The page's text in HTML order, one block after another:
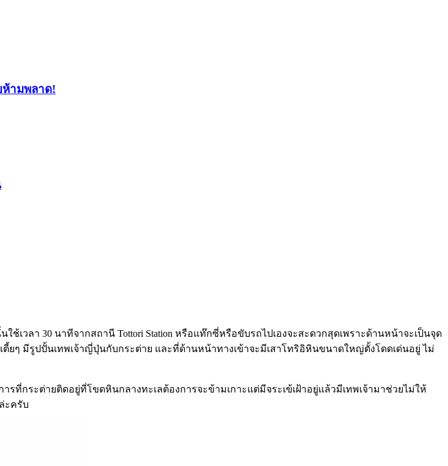
ห้ามพลาด!
ใช้เวลา 30 นาทีจากสถานี Tottori Station หรือแท๊กซี่หรือขับรถไปเองจะสะดวกสุดเพราะด้านหน้าจะเป็นจุด
ตี้ยๆ มีรูปปั้นเทพเจ้าญี่ปุ่นกับกระต่าย และที่ด้านหน้าทางเข้าจะมีเสาโทริอิหินขนาดใหญ่ตั้งโดดเด่นอยู่ ไม่
ที่กระต่ายติดอยู่ที่โขดหินกลางทะเลต้องการจะข้ามเกาะแต่มีจระเข้เฝ้าอยู่แล้วมีเทพเจ้ามาช่วยไม่ให้
ะครับ